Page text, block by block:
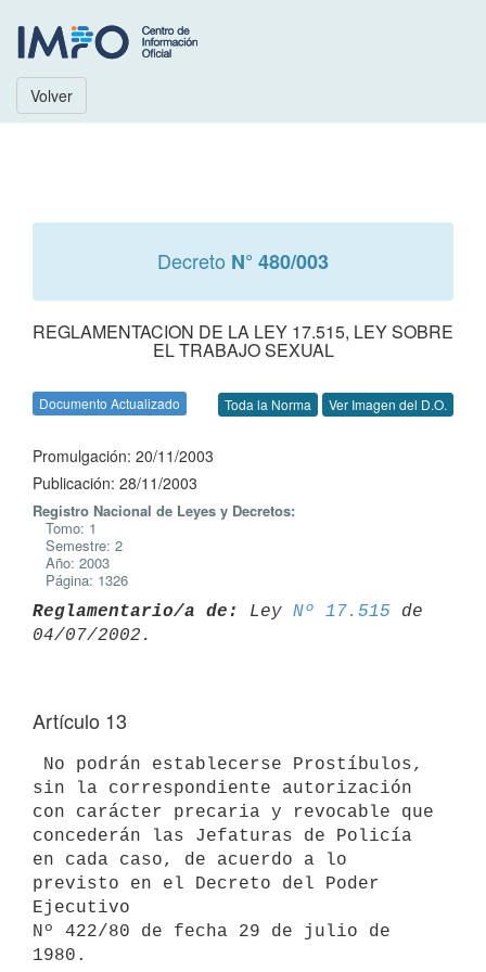
Volver
Decreto N° 480/003
REGLAMENTACION DE LA LEY 17.515, LEY SOBRE
EL TRABAJO SEXUAL
Documento Actualizado Toda la Norma Ver Imagen del D.O.
Promulgación: 20/11/2003
Publicación: 28/11/2003
Registro Nacional de Leyes y Decretos:
Tomo: 1
Semestre: 2
Año: 2003
Página: 1326
Reglamentario/a de: Ley Nº 17.515 de
Artículo 13
sin la correspondiente autorización
con carácter precaria y revocable que
concederán las Jefaturas de Policía
en cada caso, de acuerdo a lo
previsto en el Decreto del Poder
Ejecutivo
Nº 422/80 de fecha 29 de julio de